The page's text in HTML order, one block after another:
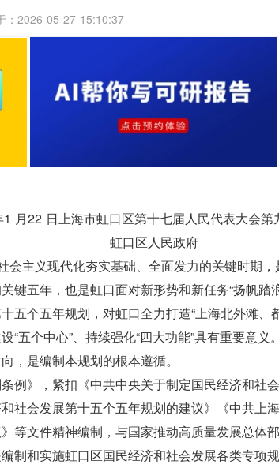
：2026-05-27 15:10:37
1 月22 日上海市虹口区第十七届人民代表大会第
虹口区人民政府
会主义现代化夯实基础、全面发力的关键时期
键五年，也是虹口面对新形势和新任务“扬帆踏
五个五年规划，对虹口全力打造“上海北外滩、
“五个中心”、持续强化“四大功能”具有重要意
，是编制本规划的根本遵循。
例》，紧扣《中共中央关于制定国民经济和社
社会发展第十五个五年规划的建议》《中共上
等文件精神编制，与国家推动高质量发展总体
制和实施虹口区国民经济和社会发展各类专项